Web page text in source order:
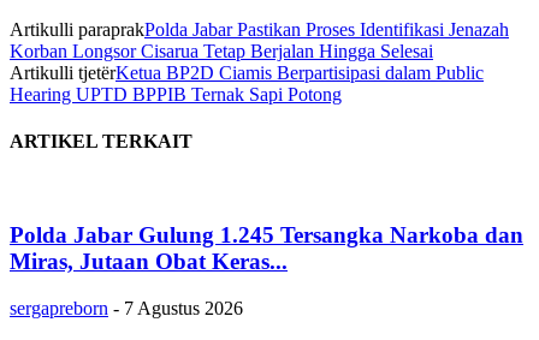
Artikulli paraprakPolda Jabar Pastikan Proses Identifikasi Jenazah
Korban Longsor Cisarua Tetap Berjalan Hingga Selesai
Artikulli tjetërKetua BP2D Ciamis Berpartisipasi dalam Public
Hearing UPTD BPPIB Ternak Sapi Potong
ARTIKEL TERKAIT
Polda Jabar Gulung 1.245 Tersangka Narkoba dan
Miras, Jutaan Obat Keras...
sergapreborn - 7 Agustus 2026